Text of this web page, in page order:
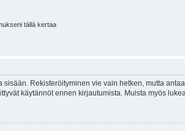
tällä kertaa
Rekisteröityminen vie vain hetken, mutta
käytännöt ennen kirjautumista. Muista myös